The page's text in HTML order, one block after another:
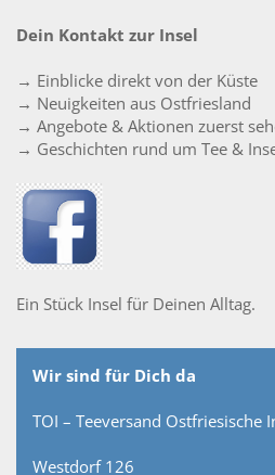
Dein Kontakt zur Insel
→ Einblicke direkt von der Küste
→ Neuigkeiten aus Ostfriesland
→ Angebote & Aktionen zuerst
→ Geschichten rund um Tee &
Ein Stück Insel für Deinen Alltag.
Wir sind für Dich da
TOI – Teeversand Ostfriesische
Westdorf 126